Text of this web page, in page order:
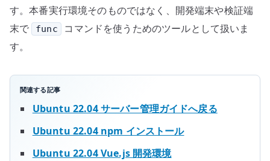
す。本番実行環境そのものではなく、開発端末や検証端
末で
func
コマンドを使うためのツールとして扱いま
す。
関連する記事
Ubuntu 22.04 サーバー管理ガイドへ戻る
Ubuntu 22.04 npm インストール
Ubuntu 22.04 Vue.js 開発環境